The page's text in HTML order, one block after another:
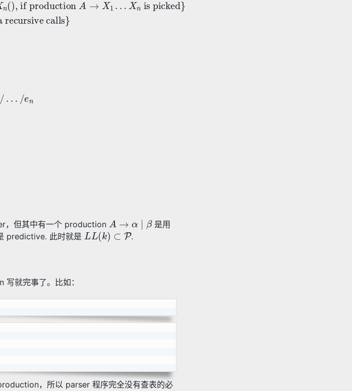
…
n
，但其中有一个 production A β
是用
predictive. 此时就是LL(k)⊂ P .
就完事了。比如：
，所以 parser 程序完全没有查表的必